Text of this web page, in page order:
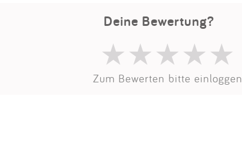
Deine Bewertung?
Zum Bewerten bitte einloggen